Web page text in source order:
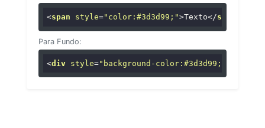
<span style="color:#3d3d99;">Texto</span
Para Fundo:
<div style="background-color:#3d3d99;"